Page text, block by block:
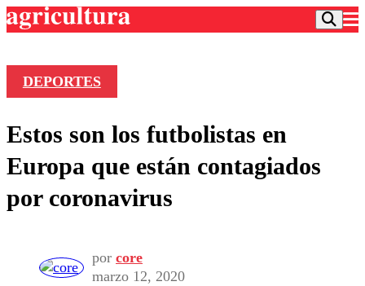
Frecuencias
Agricultura TV
Deportes
Colo Colo
Seleccion Chilena
Entretención
Economía
Publicaciones en medios
Opinión
DEPORTES
Estos son los futbolistas en
Europa que están contagiados
por coronavirus
por core
marzo 12, 2020